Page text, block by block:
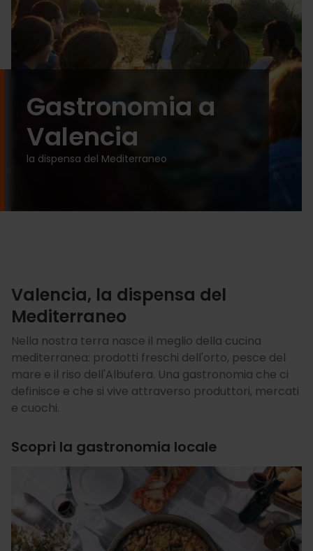
Gastronomia a
Valencia
la dispensa del Mediterraneo
Valencia, la dispensa del
Mediterraneo
Nella nostra terra nasce il meglio della cucina
mediterranea: prodotti freschi dell'orto, pesce del
mare e il riso dell'Albufera. Una gastronomia che ci
definisce e che si vive attraverso produttori, mercati
e cuochi.
Scopri la gastronomia locale